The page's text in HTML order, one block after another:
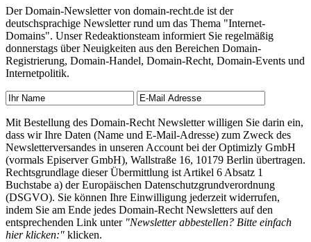
Der Domain-Newsletter von domain-recht.de ist der
deutschsprachige Newsletter rund um das Thema "Internet-
Domains". Unser Redeaktionsteam informiert Sie regelmäßig
donnerstags über Neuigkeiten aus den Bereichen Domain-
Registrierung, Domain-Handel, Domain-Recht, Domain-Events und
Internetpolitik.
Mit Bestellung des Domain-Recht Newsletter willigen Sie darin ein,
dass wir Ihre Daten (Name und E-Mail-Adresse) zum Zweck des
Newsletterversandes in unseren Account bei der Optimizly GmbH
(vormals Episerver GmbH), Wallstraße 16, 10179 Berlin übertragen.
Rechtsgrundlage dieser Übermittlung ist Artikel 6 Absatz 1
Buchstabe a) der Europäischen Datenschutzgrundverordnung
(DSGVO). Sie können Ihre Einwilligung jederzeit widerrufen,
indem Sie am Ende jedes Domain-Recht Newsletters auf den
entsprechenden Link unter "Newsletter abbestellen? Bitte einfach
hier klicken:" klicken.